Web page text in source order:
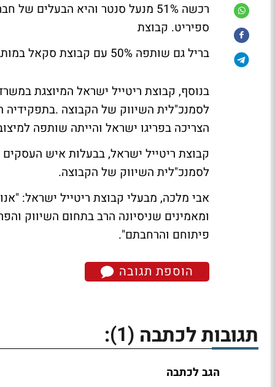
רכשה 51% מנעל סנטר והיא
ספיריט. קבוצת
בריל גם שותפה 50% עם קבוצת סקאל במותג נאוטיקה.
בנוסף, קבוצת ריטייל ישראל המיוצגת
לסמנכ"לית השיווק של הקבוצה
הצריכה בפריגו ישראל והייתה שותפה
קבוצת ריטייל ישראל, בבעלות איש
לסמנכ"לית השיווק של הקבוצה.
אבי מלכה, מבעלי קבוצת ריטייל ישראל:
ומאמינים שניסיונה הרב בתחום השיווק
פיתוחם והרחבתם".
הוספת תגובה
תגובות לכתבה (1)
:
הגב לכתבה